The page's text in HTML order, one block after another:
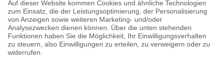
Matze Knop
Kurt Krömer
Hugo Egon Balder
Sascha Grammel
Kaya Yanar
Karl Dall